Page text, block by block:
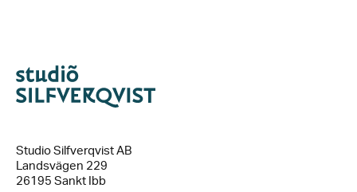
Studio Silfverqvist AB
Landsvägen 229
26195 Sankt Ibb